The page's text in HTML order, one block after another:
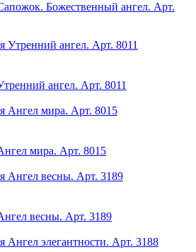
Божественный ангел. Арт.
ангел. Арт. 8011
мира. Арт. 8015
весны. Арт. 3189